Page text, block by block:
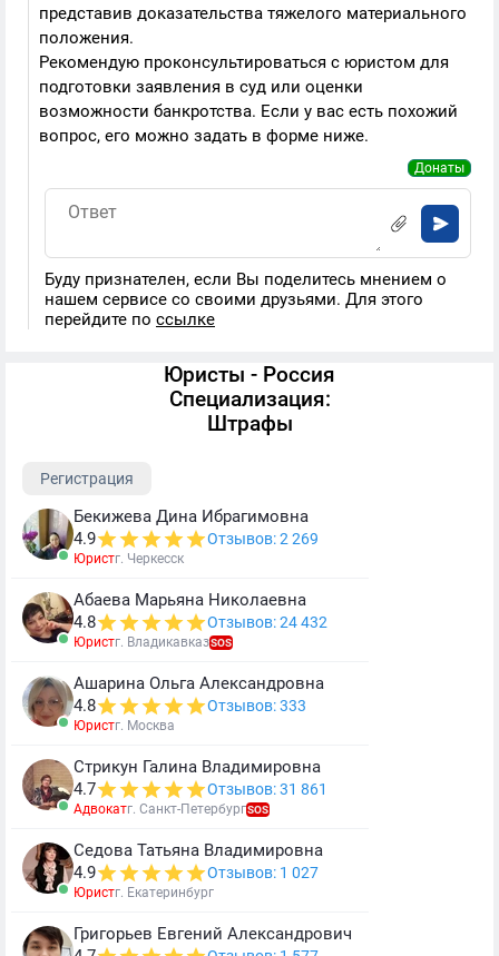
представив доказательства тяжелого материального
положения.
Рекомендую проконсультироваться с юристом для
подготовки заявления в суд или оценки
возможности банкротства. Если у вас есть похожий
вопрос, его можно задать в форме ниже.
Донаты
Буду признателен, если Вы поделитесь мнением о
нашем сервисе со своими друзьями. Для этого
перейдите по ссылке
Юристы - Россия
Специализация:
Штрафы
Регистрация
Бекижева Дина Ибрагимовна
4.9
Отзывов: 2 269
Юристг. Черкесск
Абаева Марьяна Николаевна
4.8
Отзывов: 24 432
Юристг. ВладикавказSOS
Ашарина Ольга Александровна
4.8
Отзывов: 333
Юристг. Москва
Стрикун Галина Владимировна
4.7
Отзывов: 31 861
Адвокатг. Санкт-ПетербургSOS
Седова Татьяна Владимировна
4.9
Отзывов: 1 027
Юристг. Екатеринбург
Григорьев Евгений Александрович